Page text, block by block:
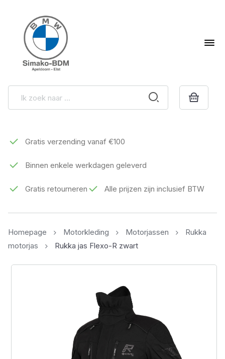
Gratis verzending vanaf €100
Binnen enkele werkdagen geleverd
Gratis retourneren Alle prijzen zijn inclusief BTW
Homepage Motorkleding Motorjassen
Rukka
motorjas
Rukka jas Flexo-R zwart